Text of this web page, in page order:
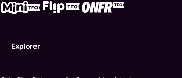
Explorer
Conditions d'utilisation